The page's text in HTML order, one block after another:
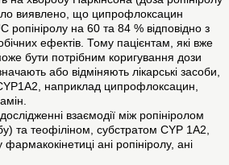
виявлено, що ципрофлоксацин
ропініролу на 60 та 84 % відповідно з
ефектів. Тому пацієнтам, які вже
бути потрібним коригування дози
або відміняють лікарські засоби,
наприклад ципрофлоксацин,
взаємодії між ропініролом
та теофіліном, субстратом CYP 1A2,
ані ропініролу, ані